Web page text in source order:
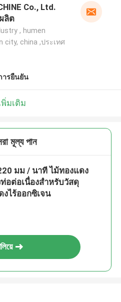
Co., Ltd.
ลิต
, humen
city, china ,ประเทศ
ารยืนยัน
พิ่มเติม
মূল্য পান
มม / นาที ไม้ทองแดง
ท่อต่อเนื่องสําหรับวัสดุ
งไร้ออกซิเจน